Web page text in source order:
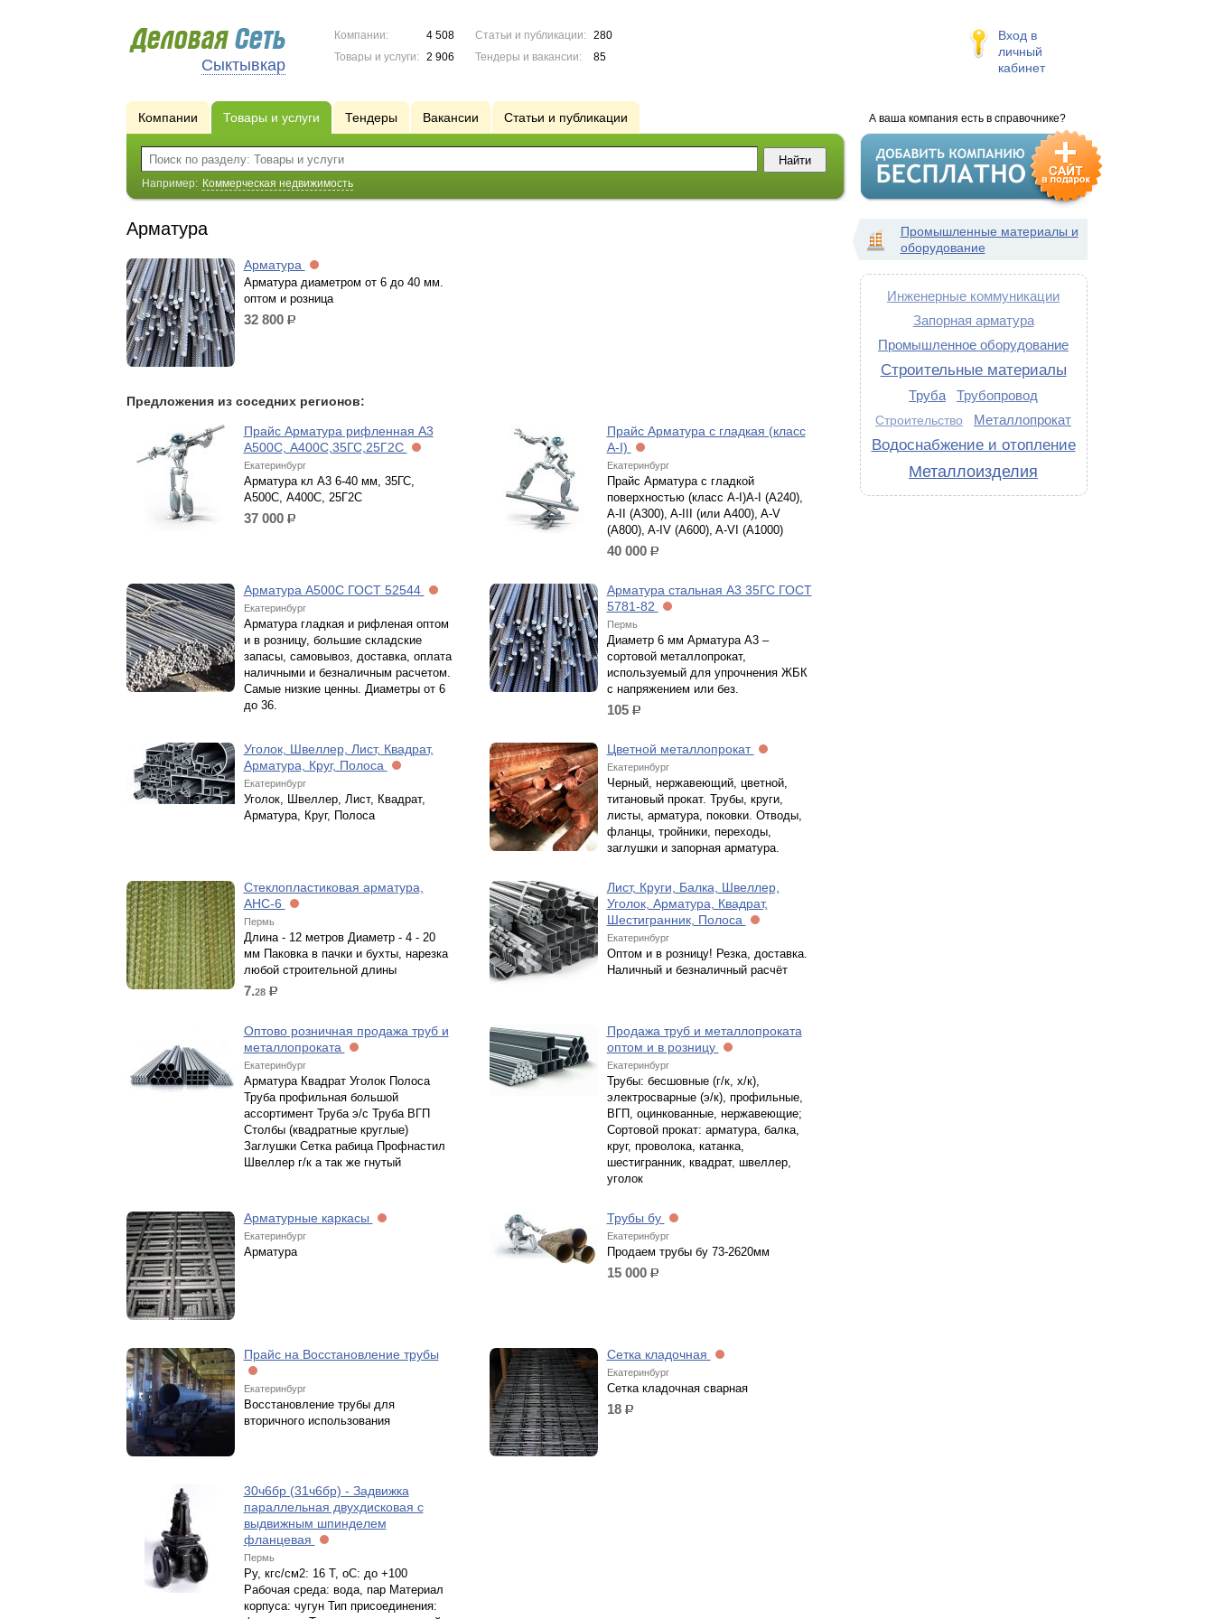
Сыктывкар
Компании:
4 508
Товары и услуги:
2 906
Статьи и публикации:
280
Тендеры и вакансии:
85
Вход в
личный
кабинет
А ваша компания есть в справочнике?
Компании Товары и услуги Тендеры Вакансии Статьи и публикации
Например: Коммерческая недвижимость
Арматура
Арматура
Арматура диаметром от 6 до 40 мм.
оптом и розница
32 800 р.
Предложения из соседних регионов:
Прайс Арматура рифленная А3
А500С, А400С,35ГС,25Г2С
Екатеринбург
Арматура кл А3 6-40 мм, 35ГС,
А500С, А400С, 25Г2С
37 000 р.
Прайс Арматура с гладкая (класс
А-I)
Екатеринбург
Прайс Арматура с гладкой
поверхностью (класс А-I)A-I (A240),
A-II (A300), A-III (или A400), A-V
(A800), A-IV (A600), A-VI (A1000)
40 000 р.
Арматура А500С ГОСТ 52544
Екатеринбург
Арматура гладкая и рифленая оптом
и в розницу, большие складские
запасы, самовывоз, доставка, оплата
наличными и безналичным расчетом.
Самые низкие ценны. Диаметры от 6
до 36.
Арматура стальная А3 35ГС ГОСТ
5781-82
Пермь
Диаметр 6 мм Арматура А3 –
сортовой металлопрокат,
используемый для упрочнения ЖБК
с напряжением или без.
105 р.
Уголок, Швеллер, Лист, Квадрат,
Арматура, Круг, Полоса
Екатеринбург
Уголок, Швеллер, Лист, Квадрат,
Арматура, Круг, Полоса
Цветной металлопрокат
Екатеринбург
Черный, нержавеющий, цветной,
титановый прокат. Трубы, круги,
листы, арматура, поковки. Отводы,
фланцы, тройники, переходы,
заглушки и запорная арматура.
Стеклопластиковая арматура,
АНС-6
Пермь
Длина - 12 метров Диаметр - 4 - 20
мм Паковка в пачки и бухты, нарезка
любой строительной длины
7.28 р.
Лист, Круги, Балка, Швеллер,
Уголок, Арматура, Квадрат,
Шестигранник, Полоса
Екатеринбург
Оптом и в розницу! Резка, доставка.
Наличный и безналичный расчёт
Оптово розничная продажа труб и
металлопроката
Екатеринбург
Арматура Квадрат Уголок Полоса
Труба профильная большой
ассортимент Труба э/с Труба ВГП
Столбы (квадратные круглые)
Заглушки Сетка рабица Профнастил
Швеллер г/к а так же гнутый
Продажа труб и металлопроката
оптом и в розницу
Екатеринбург
Трубы: бесшовные (г/к, х/к),
электросварные (э/к), профильные,
ВГП, оцинкованные, нержавеющие;
Сортовой прокат: арматура, балка,
круг, проволока, катанка,
шестигранник, квадрат, швеллер,
уголок
Арматурные каркасы
Екатеринбург
Арматура
Трубы бу
Екатеринбург
Продаем трубы бу 73-2620мм
15 000 р.
Прайс на Восстановление трубы
Екатеринбург
Восстановление трубы для
вторичного использования
Сетка кладочная
Екатеринбург
Сетка кладочная сварная
18 р.
30ч6бр (31ч6бр) - Задвижка
параллельная двухдисковая с
выдвижным шпинделем
фланцевая
Пермь
Ру, кгс/см2: 16 Т, оС: до +100
Рабочая среда: вода, пар Материал
корпуса: чугун Тип присоединения:
Промышленные материалы и
оборудование
Инженерные коммуникации
Запорная арматура
Промышленное оборудование
Строительные материалы
Труба Трубопровод
Строительство Металлопрокат
Водоснабжение и отопление
Металлоизделия